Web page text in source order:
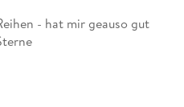
- hat mir geauso gut